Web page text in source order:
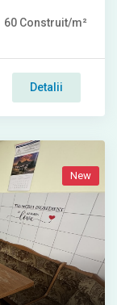
60 Construit/m²
Detalii
New